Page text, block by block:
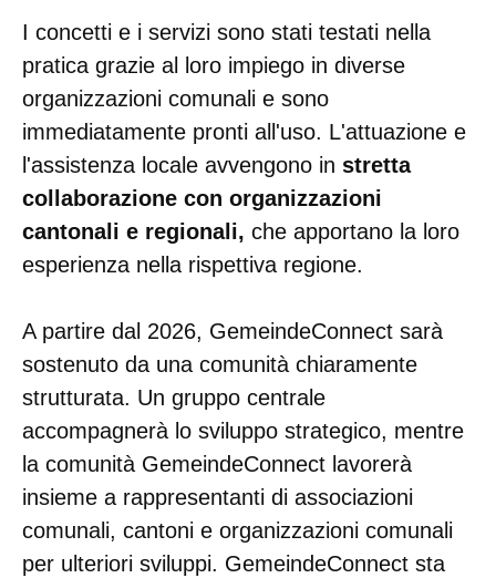
I concetti e i servizi sono stati testati nella
pratica grazie al loro impiego in diverse
organizzazioni comunali e sono
immediatamente pronti all'uso. L'attuazione e
l'assistenza locale avvengono in stretta
collaborazione con organizzazioni
cantonali e regionali, che apportano la loro
esperienza nella rispettiva regione.
A partire dal 2026, GemeindeConnect sarà
sostenuto da una comunità chiaramente
strutturata. Un gruppo centrale
accompagnerà lo sviluppo strategico, mentre
la comunità GemeindeConnect lavorerà
insieme a rappresentanti di associazioni
comunali, cantoni e organizzazioni comunali
per ulteriori sviluppi. GemeindeConnect sta